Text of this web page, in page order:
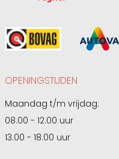
OPENINGSTIJDEN
Maandag t/m vrijdag:
08.00 - 12.00 uur
13.00 - 18.00 uur